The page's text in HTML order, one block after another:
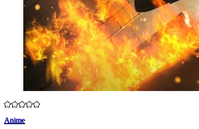
Anime